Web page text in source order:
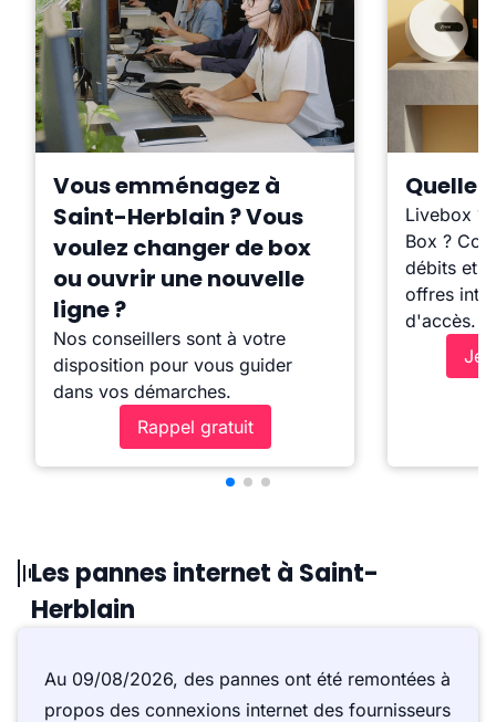
Vous emménagez à
Saint-Herblain ? Vous
voulez changer de box
ou ouvrir une nouvelle
ligne ?
Nos conseillers sont à votre
disposition pour vous guider
dans vos démarches.
Rappel gratuit
Quelle
Livebox ?
Box ?
débits et
offres
d'accès.
Je
Les pannes internet à Saint-
Herblain
Au 09/08/2026, des pannes ont été remontées à
propos des connexions internet des fournisseurs